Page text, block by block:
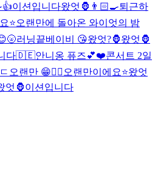
👍이션입니다왔엇🦍 👨🏻‍🍳퇴근하
⭐️오랜만에 돌아온 와이엇의 밤
🌝러닝끝베이비 😘왔엇?🦍왔엇🦍
다🇩🇪안니옹 퓨즈💕❤️콘서트 2일
오랜만 😁✌🏻 오랜만이에요⭐️왔엇
엇🦍이션입니다